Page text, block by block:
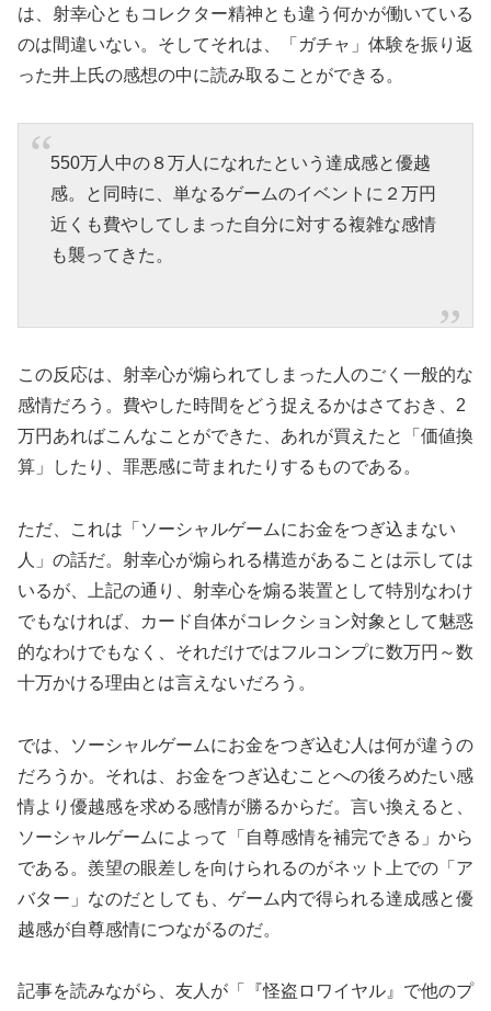
は、射幸心ともコレクター精神とも違う何かが働いている
のは間違いない。そしてそれは、「ガチャ」体験を振り返
った井上氏の感想の中に読み取ることができる。
550万人中の８万人になれたという達成感と優越
感。と同時に、単なるゲームのイベントに２万円
近くも費やしてしまった自分に対する複雑な感情
も襲ってきた。
この反応は、射幸心が煽られてしまった人のごく一般的な
感情だろう。費やした時間をどう捉えるかはさておき、2
万円あればこんなことができた、あれが買えたと「価値換
算」したり、罪悪感に苛まれたりするものである。
ただ、これは「ソーシャルゲームにお金をつぎ込まない
人」の話だ。射幸心が煽られる構造があることは示しては
いるが、上記の通り、射幸心を煽る装置として特別なわけ
でもなければ、カード自体がコレクション対象として魅惑
的なわけでもなく、それだけではフルコンプに数万円～数
十万かける理由とは言えないだろう。
では、ソーシャルゲームにお金をつぎ込む人は何が違うの
だろうか。それは、お金をつぎ込むことへの後ろめたい感
情より優越感を求める感情が勝るからだ。言い換えると、
ソーシャルゲームによって「自尊感情を補完できる」から
である。羨望の眼差しを向けられるのがネット上での「ア
バター」なのだとしても、ゲーム内で得られる達成感と優
越感が自尊感情につながるのだ。
記事を読みながら、友人が「『怪盗ロワイヤル』で他のプ